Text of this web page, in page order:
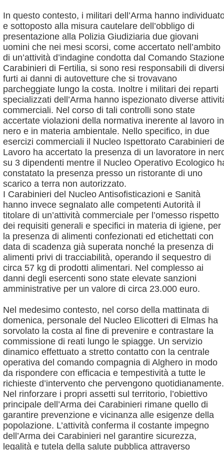
In questo contesto, i militari dell’Arma hanno
e sottoposto alla misura cautelare dell’obbligo di
presentazione alla Polizia Giudiziaria due giovani
uomini che nei mesi scorsi, come accertato nell’ambito
di un’attività d’indagine condotta dal Comando Stazione
Carabinieri di Fertilia, si sono resi responsabili di diversi
furti ai danni di autovetture che si trovavano
parcheggiate lungo la costa. Inoltre i militari dei reparti
specializzati dell’Arma hanno ispezionato diverse
commerciali. Nel corso di tali controlli sono state
accertate violazioni della normativa inerente al lavoro in
nero e in materia ambientale. Nello specifico, in due
esercizi commerciali il Nucleo Ispettorato Carabinieri
Lavoro ha accertato la presenza di un lavoratore in
su 3 dipendenti mentre il Nucleo Operativo Ecologico
constatato la presenza presso un ristorante di uno
scarico a terra non autorizzato.
I Carabinieri del Nucleo Antisofisticazioni e Sanità
hanno invece segnalato alle competenti Autorità il
titolare di un’attività commerciale per l’omesso rispetto
dei requisiti generali e specifici in materia di igiene, per
la presenza di alimenti confezionati ed etichettati con
data di scadenza già superata nonché la presenza di
alimenti privi di tracciabilità, operando il sequestro di
circa 57 kg di prodotti alimentari. Nel complesso ai
danni degli esercenti sono state elevate sanzioni
amministrative per un valore di circa 23.000 euro.
Nel medesimo contesto, nel corso della mattinata di
domenica, personale del Nucleo Elicotteri di Elmas ha
sorvolato la costa al fine di prevenire e contrastare la
commissione di reati lungo le spiagge. Un servizio
dinamico effettuato a stretto contatto con la centrale
operativa del comando compagnia di Alghero in modo
da rispondere con efficacia e tempestività a tutte le
richieste d’intervento che pervengono quotidianamente.
Nel rinforzare i propri assetti sul territorio, l’obiettivo
principale dell’Arma dei Carabinieri rimane quello di
garantire prevenzione e vicinanza alle esigenze della
popolazione. L’attività conferma il costante impegno
dell’Arma dei Carabinieri nel garantire sicurezza,
legalità e tutela della salute pubblica attraverso